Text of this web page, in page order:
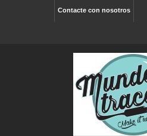
Contacte con nosotros